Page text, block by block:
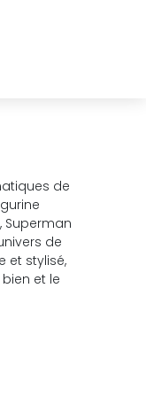
de
Superman
de
et stylisé,
et le